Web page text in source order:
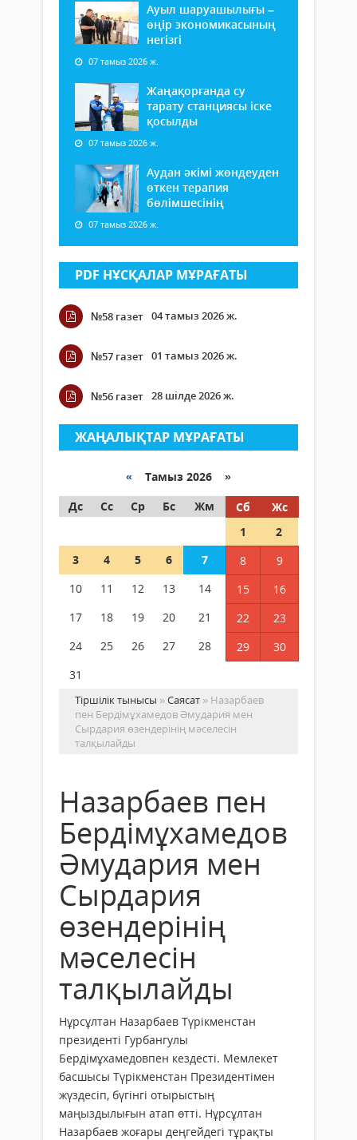
Ауыл шаруашылығы –
өңір экономикасының
негізгі
07 тамыз 2026 ж.
Жаңақорғанда су
тарату станциясы іске
қосылды
07 тамыз 2026 ж.
Аудан әкімі жөндеуден
өткен терапия
бөлімшесінің
07 тамыз 2026 ж.
PDF НҰСҚАЛАР МҰРАҒАТЫ
№58 газет 04 тамыз 2026 ж.
№57 газет 01 тамыз 2026 ж.
№56 газет 28 шілде 2026 ж.
ЖАҢАЛЫҚТАР МҰРАҒАТЫ
« Тамыз 2026 »
Дс
Сс Ср Бс Жм Сб
Жс
1
2
3
4 5 6 7 8
9
10
11 12 13 14 15
16
17
18 19 20 21 22
23
24
25 26 27 28 29
30
31
Тіршілік тынысы »Саясат » Назарбаев
пен Бердімұхамедов Әмудария мен
Сырдария өзендерінің мәселесін
талқылайды
Назарбаев пен
Бердімұхамедов
Әмудария мен
Сырдария
өзендерінің
мәселесін
талқылайды
Нұрсұлтан Назарбаев Түрікменстан
президенті Гурбангулы
Бердімұхамедовпен кездесті. Мемлекет
басшысы Түрікменстан Президентімен
жүздесіп, бүгінгі отырыстың
маңыздылығын атап өтті. Нұрсұлтан
Назарбаев жоғары деңгейдегі тұрақты